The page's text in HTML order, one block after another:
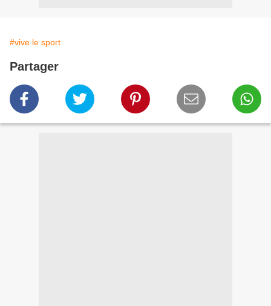
#vive le sport
Partager